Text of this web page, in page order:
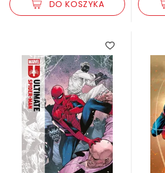
DO KOSZYKA